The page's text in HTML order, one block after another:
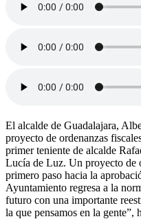
El alcalde de Guadalajara,
proyecto de ordenanzas
primer teniente de alcalde
Lucía de Luz. Un proyecto de
primero paso hacia la
Ayuntamiento regresa a la
futuro con una importante
la que pensamos en la gente”,